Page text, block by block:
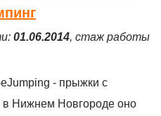
01.06.2014, стаж работы
- прыжки с
в Нижнем Новгороде оно